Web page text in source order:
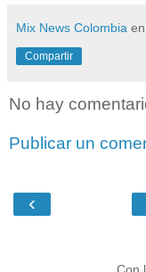
Mix News Colombia en
Compartir
No hay
Publicar un
‹